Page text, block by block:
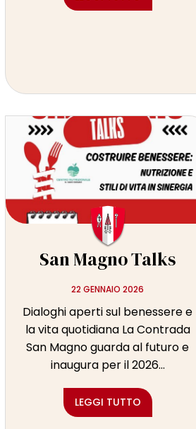
San Magno Talks
22 GENNAIO 2026
Dialoghi aperti sul benessere e
la vita quotidiana La Contrada
San Magno guarda al futuro e
inaugura per il 2026...
LEGGI TUTTO